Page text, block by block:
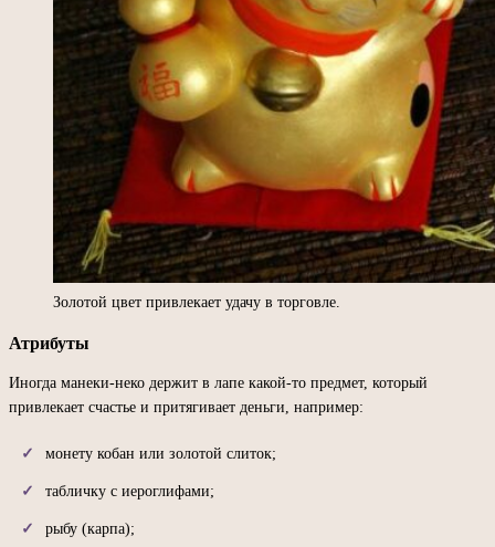
Золотой цвет привлекает удачу в торговле.
Атрибуты
Иногда манеки-неко держит в лапе какой-то предмет, который
привлекает счастье и притягивает деньги, например:
монету кобан или золотой слиток;
табличку с иероглифами;
рыбу (карпа);